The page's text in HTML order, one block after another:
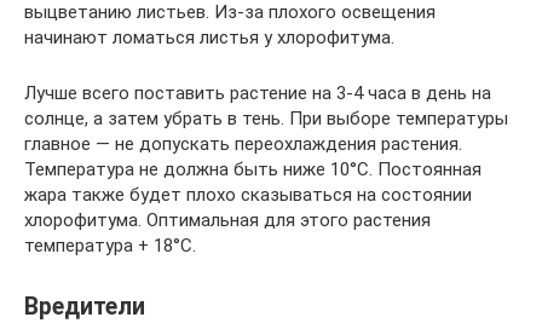
выцветанию листьев. Из-за плохого освещения
начинают ломаться листья у хлорофитума.
Лучше всего поставить растение на 3-4 часа в день на
солнце, а затем убрать в тень. При выборе температуры
главное — не допускать переохлаждения растения.
Температура не должна быть ниже 10°С. Постоянная
жара также будет плохо сказываться на состоянии
хлорофитума. Оптимальная для этого растения
температура + 18°С.
Вредители